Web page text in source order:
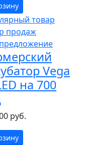
товар
продаж
Vega
на 700
руб.